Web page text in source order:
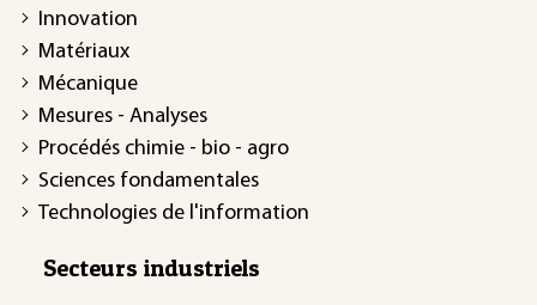
Innovation
Matériaux
Mécanique
Mesures - Analyses
Procédés chimie - bio - agro
Sciences fondamentales
Technologies de l'information
Secteurs industriels